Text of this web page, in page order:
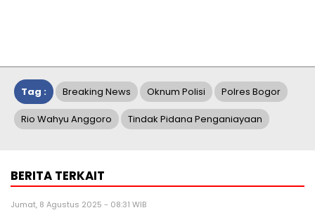
Tag : Breaking News Oknum Polisi Polres Bogor
Rio Wahyu Anggoro Tindak Pidana Penganiayaan
BERITA TERKAIT
Jumat, 8 Agustus 2025 - 08:31 WIB